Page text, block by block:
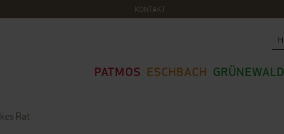
KONTAKT
PATMOS ESCHBACH GRÜNEWALD
Rat